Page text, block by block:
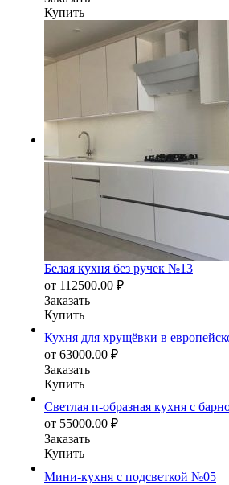
Купить
Белая кухня без ручек №13
от 112500.00 ₽
Заказать
Купить
Кухня для хрущёвки в
от 63000.00 ₽
Заказать
Купить
Светлая п-образная кухня с
от 55000.00 ₽
Заказать
Купить
Мини-кухня с подсветкой №05